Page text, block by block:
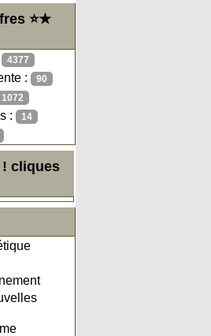
⭐★
4377
: 90
1072
: 14
! cliques